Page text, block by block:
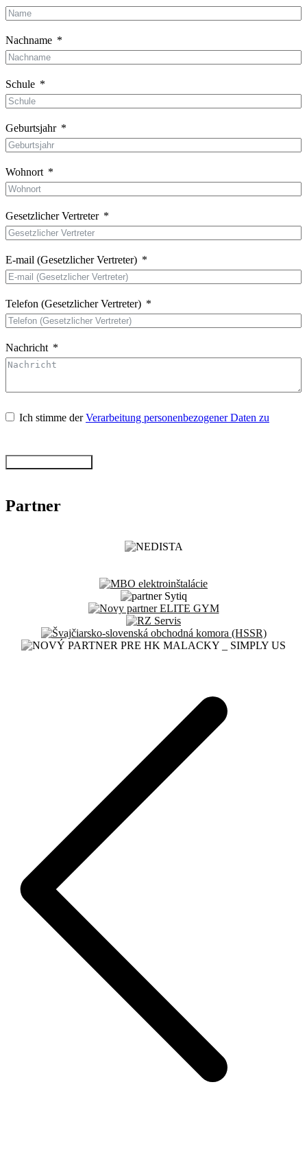
Nachname
Schule
Geburtsjahr
Wohnort
Gesetzlicher Vertreter
E-mail (Gesetzlicher Vertreter)
Telefon (Gesetzlicher Vertreter)
Nachricht
Ich stimme derVerarbeitung personenbezogener Daten zu
Partner